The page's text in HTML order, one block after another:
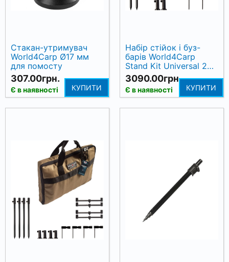
Стакан-утримувач
World4Carp Ø17 мм
для помосту
307.00грн.
Є в наявності КУПИТИ
Набір стійок і буз-
барів World4Carp
Stand Kit Universal 2
для 2 вудилищ
3090.00грн.
Є в наявності КУПИТИ